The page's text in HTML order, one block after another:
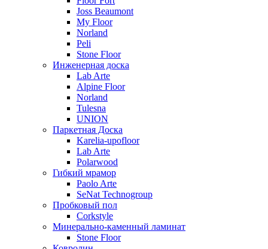
Joss Beaumont
My Floor
Norland
Peli
Stone Floor
Инженерная доска
Lab Arte
Alpine Floor
Norland
Tulesna
UNION
Паркетная Доска
Karelia-upofloor
Lab Arte
Polarwood
Гибкий мрамор
Paolo Arte
SeNat Technogroup
Пробковый пол
Corkstyle
Минерально-каменный ламинат
Stone Floor